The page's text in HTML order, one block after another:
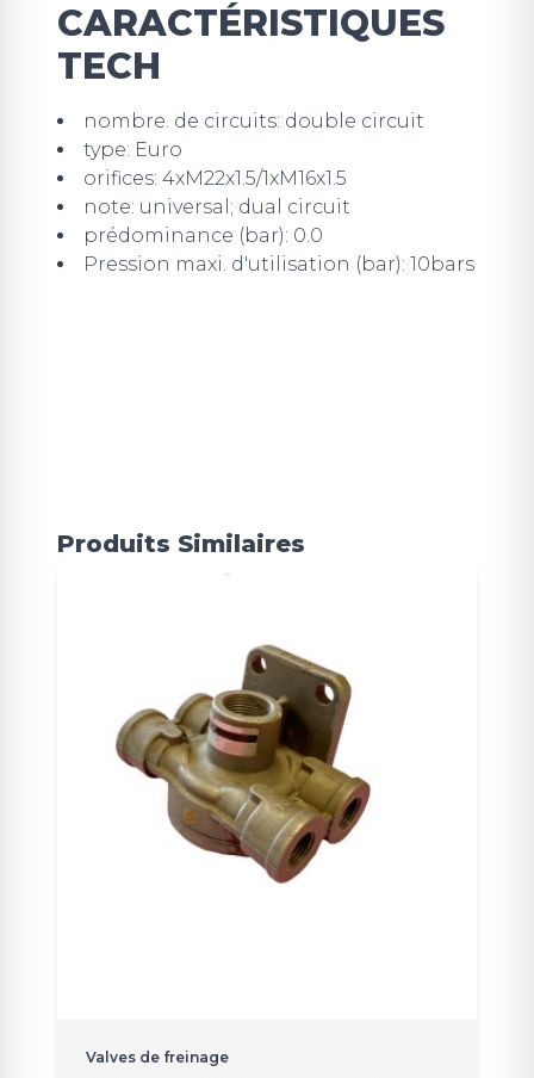
CARACTÉRISTIQUES
TECH
nombre. de circuits: double circuit
type: Euro
orifices: 4xM22x1.5/1xM16x1.5
note: universal; dual circuit
prédominance (bar): 0.0
Pression maxi. d'utilisation (bar): 10bars
Produits Similaires
Valves de freinage